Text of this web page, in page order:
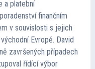
a platební
finančním
v souvislosti s jejich
Evropě. David
završených případech
řídící výbor